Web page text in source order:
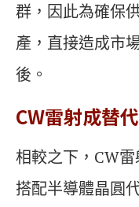
群，因此為確保
產，直接造成市
後。
CW雷射成替
相較之下，CW
搭配半導體晶圓